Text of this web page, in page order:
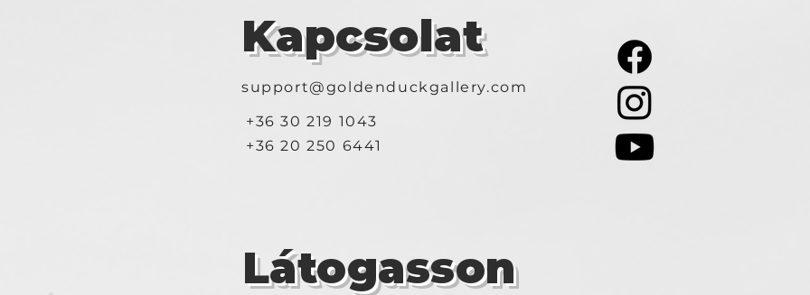
Kapcsolat
support@goldenduckgallery.com
+36 30 219 1043
+36 20 250 6441
Látogasson